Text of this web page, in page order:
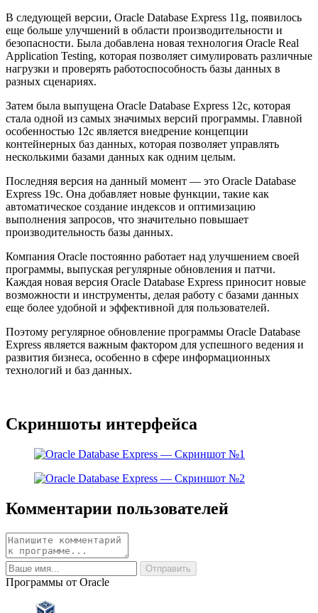
В следующей версии, Oracle Database Express 11g, появилось
еще больше улучшений в области производительности и
безопасности. Была добавлена новая технология Oracle Real
Application Testing, которая позволяет симулировать различные
нагрузки и проверять работоспособность базы данных в
разных сценариях.
Затем была выпущена Oracle Database Express 12c, которая
стала одной из самых значимых версий программы. Главной
особенностью 12c является внедрение концепции
контейнерных баз данных, которая позволяет управлять
несколькими базами данных как одним целым.
Последняя версия на данный момент — это Oracle Database
Express 19c. Она добавляет новые функции, такие как
автоматическое создание индексов и оптимизацию
выполнения запросов, что значительно повышает
производительность базы данных.
Компания Oracle постоянно работает над улучшением своей
программы, выпуская регулярные обновления и патчи.
Каждая новая версия Oracle Database Express приносит новые
возможности и инструменты, делая работу с базами данных
еще более удобной и эффективной для пользователей.
Поэтому регулярное обновление программы Oracle Database
Express является важным фактором для успешного ведения и
развития бизнеса, особенно в сфере информационных
технологий и баз данных.
Скриншоты интерфейса
Комментарии пользователей
Программы от Oracle